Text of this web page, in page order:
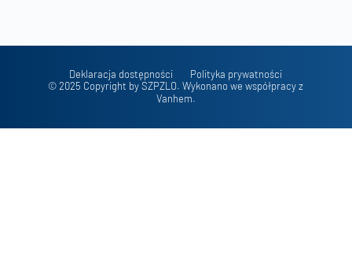
© 2025 Copyright by SZPZLO. Wykonano we współpracy z
Vanhem.
Deklaracja dostępności Polityka prywatności